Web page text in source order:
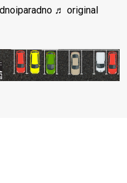
♬ original